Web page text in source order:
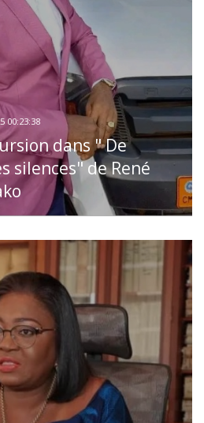
00:23:38
dans " De
silences" de René